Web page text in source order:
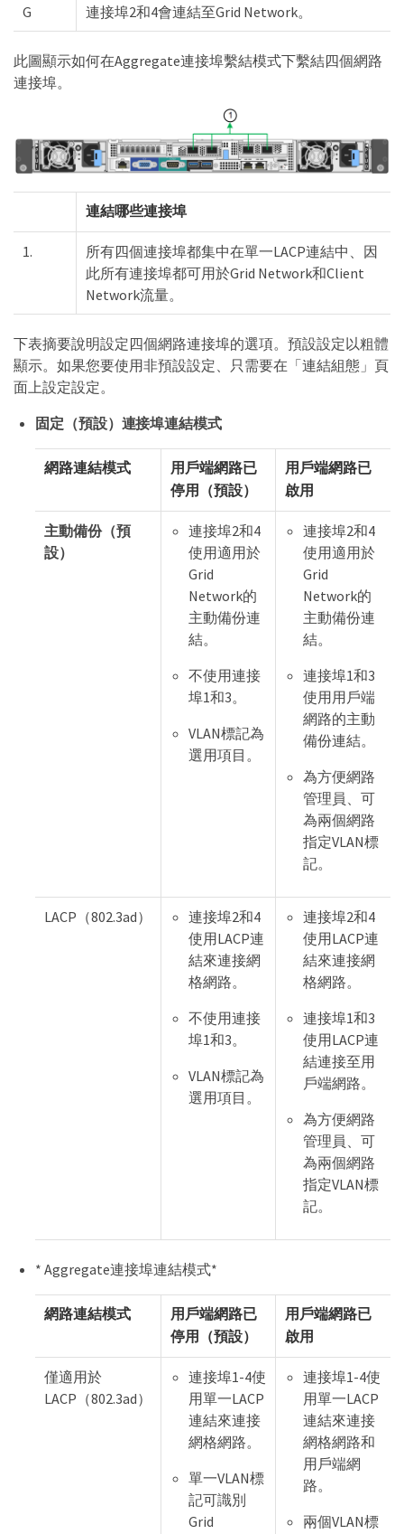
G 連接埠2和4會連結至Grid Network。
此圖顯示如何在Aggregate連接埠繫結模式下繫結四個網路
連接埠。
連結哪些連接埠
1.
所有四個連接埠都集中在單一LACP連結中、因
此所有連接埠都可用於Grid Network和Client
Network流量。
下表摘要說明設定四個網路連接埠的選項。預設設定以粗體
顯示。如果您要使用非預設設定、只需要在「連結組態」頁
面上設定設定。
固定（預設）連接埠連結模式
網路連結模式
用戶端網路已
停用（預設）
用戶端網路已
啟用
主動備份（預
設）
連接埠2和4
使用適用於
Grid
Network的
主動備份連
結。
不使用連接
埠1和3。
VLAN標記為
選用項目。
連接埠2和4
使用適用於
Grid
Network的
主動備份連
結。
連接埠1和3
使用用戶端
網路的主動
備份連結。
為方便網路
管理員、可
為兩個網路
指定VLAN標
記。
LACP（802.3ad）
連接埠2和4
使用LACP連
結來連接網
格網路。
不使用連接
埠1和3。
VLAN標記為
選用項目。
連接埠2和4
使用LACP連
結來連接網
格網路。
連接埠1和3
使用LACP連
結連接至用
戶端網路。
為方便網路
管理員、可
為兩個網路
指定VLAN標
記。
* Aggregate連接埠連結模式*
網路連結模式
用戶端網路已
停用（預設）
用戶端網路已
啟用
僅適用於
LACP（802.3ad）
連接埠1-4使
用單一LACP
連結來連接
網格網路。
單一VLAN標
記可識別
Grid
連接埠1-4使
用單一LACP
連結來連接
網格網路和
用戶端網
路。
兩個VLAN標